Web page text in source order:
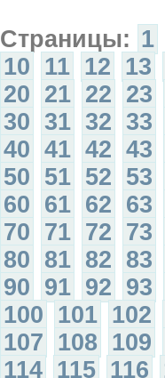
Страницы: 1
10 11 12 13
20 21 22 23
30 31 32 33
40 41 42 43
50 51 52 53
60 61 62 63
70 71 72 73
80 81 82 83
90 91 92 93
100 101 102
107 108 109
114 115 116